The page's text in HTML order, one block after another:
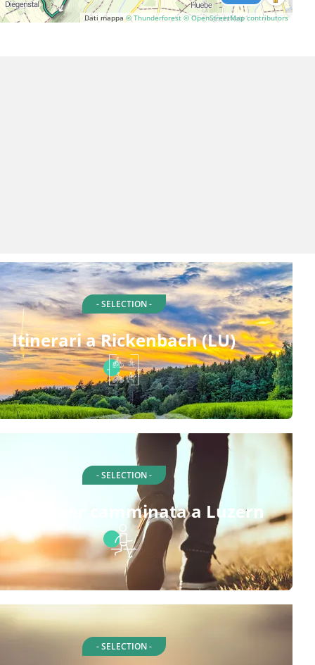
Dati mappa© Thunderforest © OpenStreetMap contributors
- SELECTION -
Itinerari a Rickenbach (LU)
- SELECTION -
per camminata a Luzern
- SELECTION -